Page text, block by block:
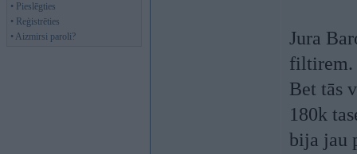
• Pieslēgties
• Reģistrēties
• Aizmirsi paroli?
Jura
filtirem.
Bet tās
180k
bija jau